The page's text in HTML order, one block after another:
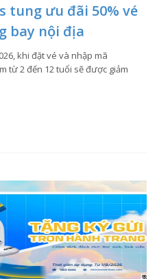
tung ưu đãi 50% vé
bay nội địa
khi đặt vé và nhập mã
từ 2 đến 12 tuổi sẽ được giảm